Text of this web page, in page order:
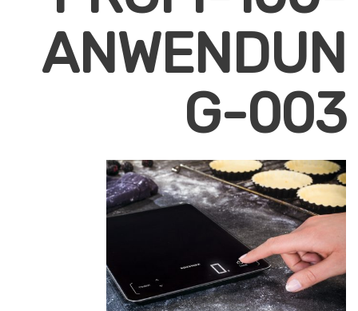
ANWENDUN
G-003